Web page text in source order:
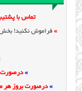
تماس با
» فراموش نکنید! بخش
» درصورت
» درصورت بروز هر